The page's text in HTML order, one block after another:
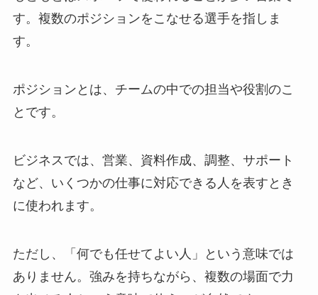
す。複数のポジションをこなせる選手を指しま
す。
ポジションとは、チームの中での担当や役割のこ
とです。
ビジネスでは、営業、資料作成、調整、サポート
など、いくつかの仕事に対応できる人を表すとき
に使われます。
ただし、「何でも任せてよい人」という意味では
ありません。強みを持ちながら、複数の場面で力